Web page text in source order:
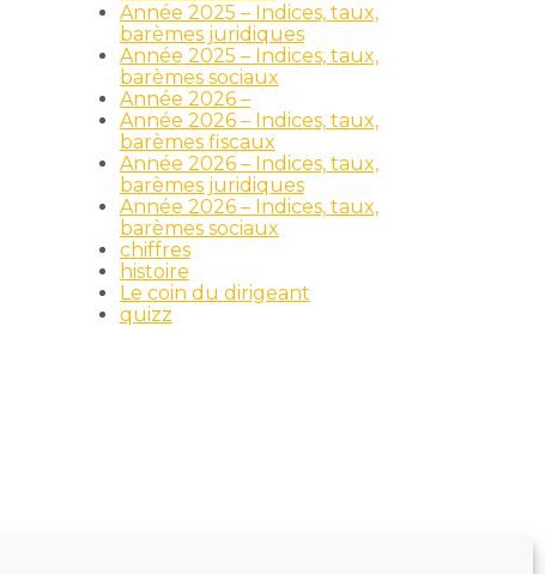
Année 2025 – Indices, taux,
barèmes juridiques
Année 2025 – Indices, taux,
barèmes sociaux
Année 2026 –
Année 2026 – Indices, taux,
barèmes fiscaux
Année 2026 – Indices, taux,
barèmes juridiques
Année 2026 – Indices, taux,
barèmes sociaux
chiffres
histoire
Le coin du dirigeant
quizz